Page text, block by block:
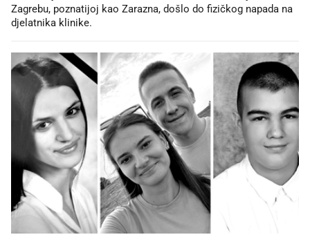
Zagrebu, poznatijoj kao Zarazna, došlo do fizičkog napada na
djelatnika klinike.